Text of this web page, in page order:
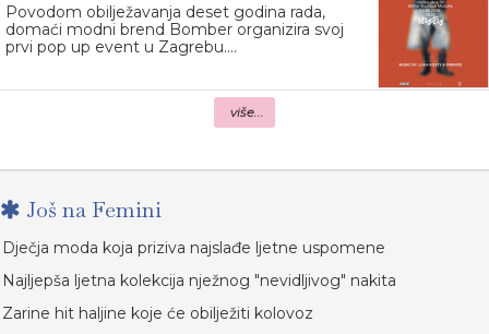
Povodom obilježavanja deset godina rada,
domaći modni brend Bomber organizira svoj
prvi pop up event u Zagrebu....
više...
Još na Femini
Dječja moda koja priziva najslađe ljetne uspomene
Najljepša ljetna kolekcija nježnog "nevidljivog" nakita
Zarine hit haljine koje će obilježiti kolovoz